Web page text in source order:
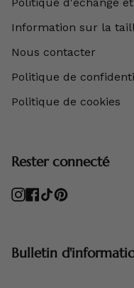
Politique d'échange
Information sur la
Nous contacter
Politique de
Politique de cookies
Rester connecté
Instagram
Facebook
TikTokPinterest
Bulletin